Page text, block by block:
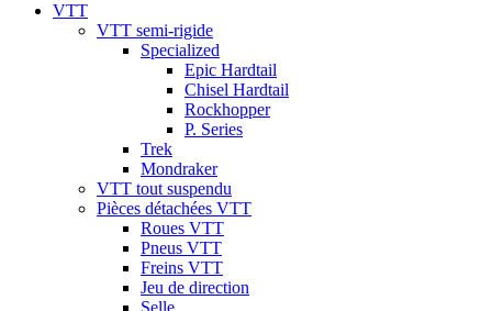
VTT
VTT semi-rigide
Specialized
Epic Hardtail
Chisel Hardtail
Rockhopper
P. Series
Trek
Mondraker
VTT tout suspendu
Pièces détachées VTT
Roues VTT
Pneus VTT
Freins VTT
Jeu de direction
Selle